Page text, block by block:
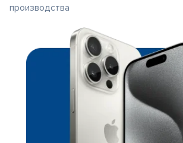
производства